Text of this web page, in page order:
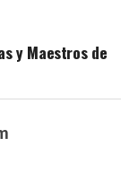
y Maestros de